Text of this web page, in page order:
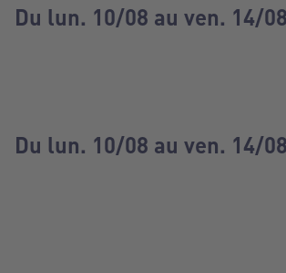
Du lun. 10/08 au ven. 14/
Du lun. 10/08 au ven. 14/